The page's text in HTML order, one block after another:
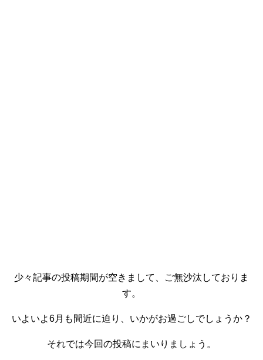
少々記事の投稿期間が空きまして、ご無沙汰しておりま
す。
いよいよ6月も間近に迫り、いかがお過ごしでしょうか？
それでは今回の投稿にまいりましょう。